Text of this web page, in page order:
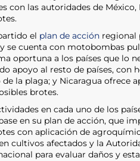
con las autoridades de
el plan de acción regional
se cuenta con motobombas
oportuna a los países que lo
apoyo al resto de países, con
la plaga; y Nicaragua ofrece
brotes.
en cada uno de los
en su plan de acción, que
con aplicación de
cultivos afectados y la
para evaluar daños y